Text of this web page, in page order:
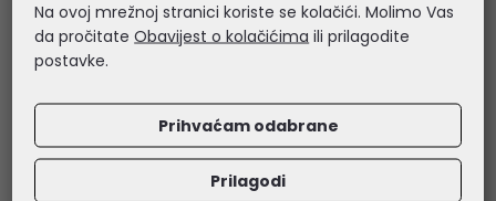
- Materijal: Čelik, aluminij, plastika, iverica i melamin,
bukva
- Završna obrada: Praškasti premaz
- Dimenzije stalka (D×Š×V): 735×508×1365 mm
- Dimenzije pakiranja (D×Š×V): 868×218×118 mm
- Jamstvo: 36 mjeseci
Na ovoj mrežnoj stranici koriste se kolačići. Molimo Vas
da pročitateObavijest o kolačićima ili prilagodite
postavke.
Prihvaćam odabrane
Prilagodi